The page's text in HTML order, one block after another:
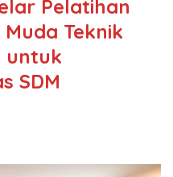
Pelatihan
Teknik
untuk
SDM